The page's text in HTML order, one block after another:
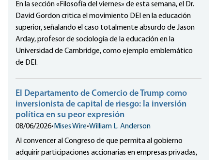
En la sección «Filosofía del viernes» de esta semana, el Dr.
David Gordon critica el movimiento DEI en la educación
superior, señalando el caso totalmente absurdo de Jason
Arday, profesor de sociología de la educación en la
Universidad de Cambridge, como ejemplo emblemático
de DEI.
El Departamento de Comercio de Trump como
inversionista de capital de riesgo: la inversión
política en su peor expresión
08/06/2026• Mises Wire•William L. Anderson
Al convencer al Congreso de que permita al gobierno
adquirir participaciones accionarias en empresas privadas,